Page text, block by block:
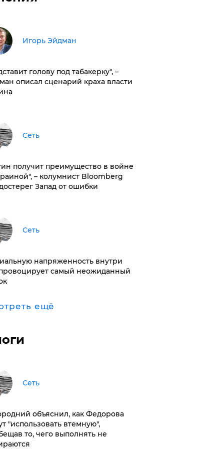
Игорь Эйдман
голову под табакерку", –
описал сценарий краха власти
Сеть
получит преимущество в войне
– колумнист Bloomberg
Запад от ошибки
Сеть
напряженность внутри
самый неожиданный
ещё
Сеть
объяснил, как Федорова
"использовать втемную",
то, чего выполнять не